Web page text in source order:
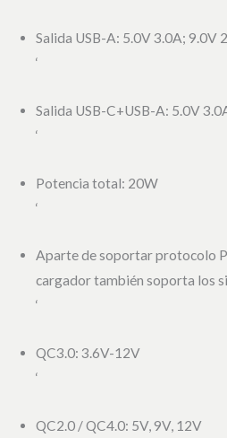
Salida USB-A: 5.0V 3.0A; 9.0V
‘
Salida USB-C+USB-A: 5.0V
‘
Potencia total: 20W
‘
Aparte de soportar protocolo
cargador también soporta los
‘
QC3.0: 3.6V-12V
‘
QC2.0 / QC4.0: 5V, 9V, 12V